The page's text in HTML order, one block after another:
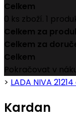
Celkem
0 ks zboží. 1
Celkem za
Celkem za
Celkem
Pokračovat v
> LADA NIVA
Kardan